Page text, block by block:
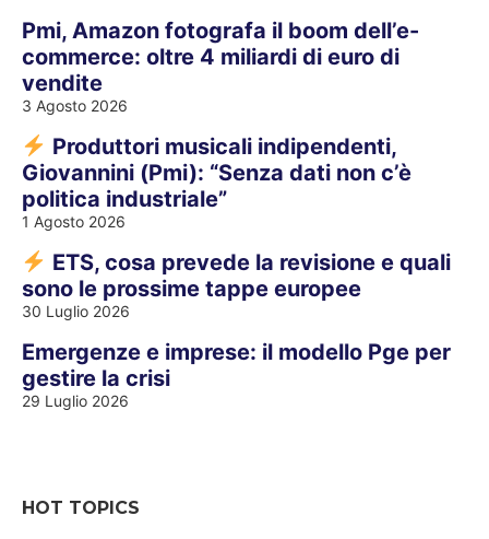
Pmi, Amazon fotografa il boom dell’e-
commerce: oltre 4 miliardi di euro di
vendite
3 Agosto 2026
Produttori musicali indipendenti,
Giovannini (Pmi): “Senza dati non c’è
politica industriale”
1 Agosto 2026
ETS, cosa prevede la revisione e quali
sono le prossime tappe europee
30 Luglio 2026
Emergenze e imprese: il modello Pge per
gestire la crisi
29 Luglio 2026
HOT TOPICS